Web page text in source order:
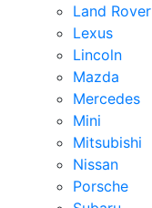
Land Rover
Lexus
Lincoln
Mazda
Mercedes
Mini
Mitsubishi
Nissan
Porsche